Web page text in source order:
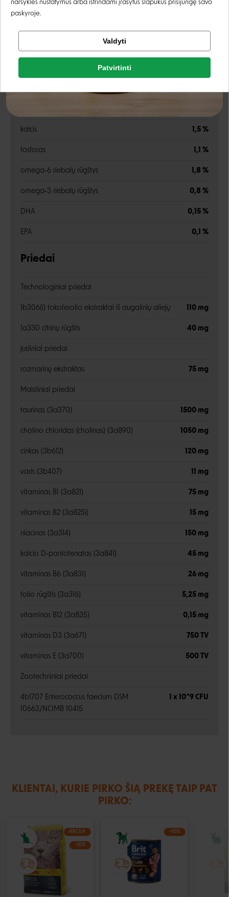
Rašyti atsiliepimą
kalcis 1,5 %
fosforas 1,1 %
omega‑6 riebalų rūgštys 1,8 %
omega‑3 riebalų rūgštys 0,8 %
DHA 0,15 %
EPA 0,1 %
Priedai
Technologiniai priedai
1b306(i) tokoferolio ekstraktai iš augalinių aliejų 110 mg
1a330 citrinų rūgštis 40 mg
jusliniai priedai
rozmarinų ekstraktas 75 mg
Maistiniai priedai
taurinas (3a370) 1500 mg
cholino chloridas (cholinas) (3a890) 1050 mg
cinkas (3b612) 120 mg
varis (3b407) 11 mg
vitaminas B1 (3a821) 75 mg
vitaminas B2 (3a825i) 15 mg
niacinas (3a314) 150 mg
kalcio D‑pantotenatas (3a841) 45 mg
vitaminas B6 (3a831) 26 mg
folio rūgštis (3a316) 5,25 mg
vitaminas B12 (3a835) 0,15 mg
vitaminas D3 (3a671) 750 TV
vitaminas E (3a700) 500 TV
Zootechniniai priedai
4b1707 Enterococcus faecium DSM
10663/NCIMB 10415
1 x 10^9 CFU
KLIENTAI, KURIE PIRKO ŠIĄ PREKĘ TAIP PAT
PIRKO:
AKCIJA
−10%
−10%
Rašyti atsiliepimą
Facebook
naršyklės nustatymus arba ištrindami įrašytus slapukus prisijungę savo
paskyroje.
Valdyti
Patvirtinti